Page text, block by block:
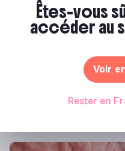
Compétences &
Comment se former
Marianne Roussel•
Êtes-vous
accéder au
Voir
Rester en